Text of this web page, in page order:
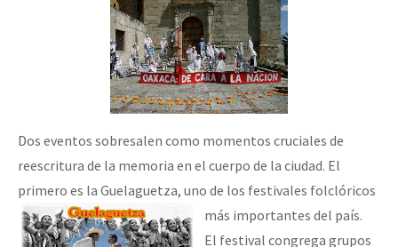
Dos eventos sobresalen como momentos cruciales de
reescritura de la memoria en el cuerpo de la ciudad. El
primero es la Guelaguetza, uno de los festivales folclóricos
más importantes del país.
El festival congrega grupos